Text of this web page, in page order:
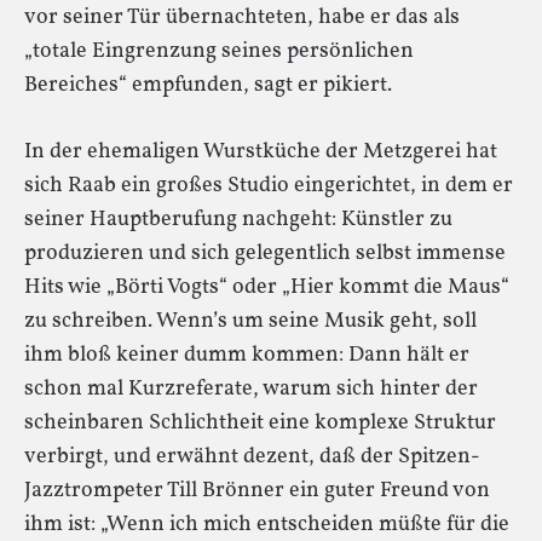
vor seiner Tür übernachteten, habe er das als
„totale Eingrenzung seines persönlichen
Bereiches“ empfunden, sagt er pikiert.
In der ehemaligen Wurstküche der Metzgerei hat
sich Raab ein großes Studio eingerichtet, in dem er
seiner Hauptberufung nachgeht: Künstler zu
produzieren und sich gelegentlich selbst immense
Hits wie „Börti Vogts“ oder „Hier kommt die Maus“
zu schreiben. Wenn’s um seine Musik geht, soll
ihm bloß keiner dumm kommen: Dann hält er
schon mal Kurzreferate, warum sich hinter der
scheinbaren Schlichtheit eine komplexe Struktur
verbirgt, und erwähnt dezent, daß der Spitzen-
Jazztrompeter Till Brönner ein guter Freund von
ihm ist: „Wenn ich mich entscheiden müßte für die